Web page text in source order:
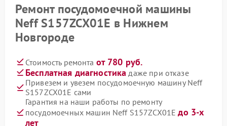
Ремонт посудомоечной машины
Neff S157ZCX01E в Нижнем
Новгороде
Стоимость ремонта от 780 руб.
Бесплатная диагностика даже при отказе
Привезем и увезем посудомоечную машину Neff
S157ZCX01E сами
Гарантия на наши работы по ремонту
посудомоечных машин Neff S157ZCX01Eдо 3-х
лет